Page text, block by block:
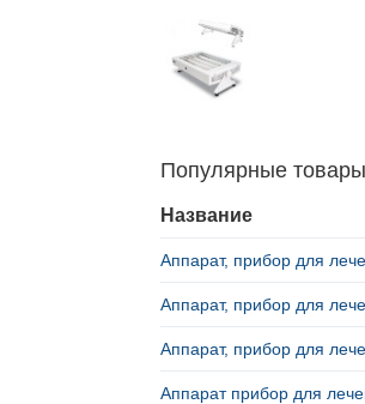
Популярные товары
Название
Аппарат, прибор для
Аппарат, прибор для
Аппарат, прибор для
Аппарат прибор для